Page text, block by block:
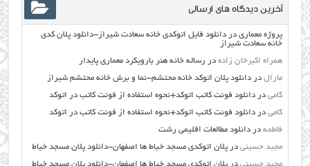
آخرین دیدگاه های ارسالی
پروژه معماری دردانلود فایل اتوکدی خانه سعادت شیراز-دانلود پلان کدی
خانه سعادت شیراز
همراه اکبرخان زاده در رساله خانه هنر بارویکرد معماری پایدار
مارال دردانلود پلان اتوکد خانه محتشم-نما و برش خانه محتشم شیراز
کامی دردانلود فونت کاتب اتوکد+نحوه استفاده از فونت کاتب در اتوکد
کامی دردانلود فونت کاتب اتوکد+نحوه استفاده از فونت کاتب در اتوکد
فاطمه دردانلود مطالعات اقليمي رشت
مجید حسینی درپلان اتوکدی مسجد خیاط ها اصفهان-دانلود پلان مسجد خیاط